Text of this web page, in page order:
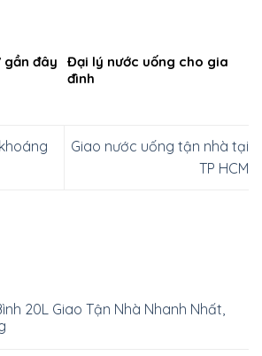
gần đây
Đại lý nước uống cho gia
đình
Giao nước uống tận nhà tại
TP HCM
20L Giao Tận Nhà Nhanh Nhất,